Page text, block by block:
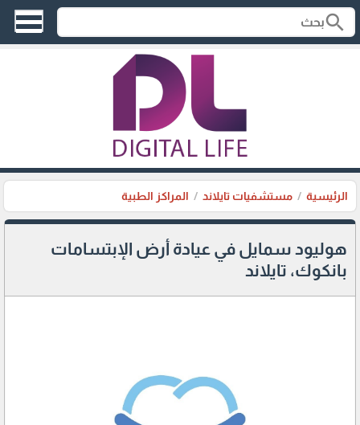
search
الرئيسية مستشفيات تايلاند المراكز الطبية
هوليود سمايل في عيادة أرض الإبتسامات
بانكوك، تايلاند